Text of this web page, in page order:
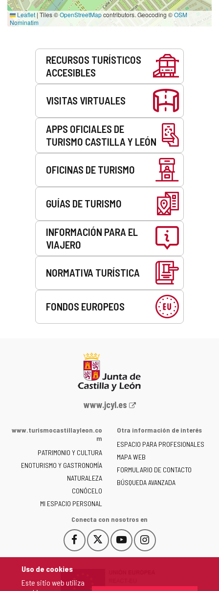
Uso de cookies
Este sitio web utiliza
Leaflet | Tiles ©OpenStreetMapcontributors. Geocoding ©OSM
Nominatim
RECURSOS TURÍSTICOS
ACCESIBLES
VISITAS VIRTUALES
APPS OFICIALES DE
TURISMO CASTILLA Y LEÓN
OFICINAS DE TURISMO
GUÍAS DE TURISMO
INFORMACIÓN PARA EL
VIAJERO
NORMATIVA TURÍSTICA
FONDOS EUROPEOS
Portal
la
de
Castilla
y
León
-
www.jcyl.es
www.turismocastillayleon.co
m
PATRIMONIO Y CULTURA
ENOTURISMO Y GASTRONOMÍA
NATURALEZA
CONÓCELO
MI ESPACIO PERSONAL
Otra información de interés
ESPACIO PARA PROFESIONALES
MAPA WEB
FORMULARIO DE CONTACTO
BÚSQUEDA AVANZADA
Conecta con nosotros en
Facebook
Este
enlace
en
Este
enlace
YouTube
Este
enlace
Instagram
Este
enlace